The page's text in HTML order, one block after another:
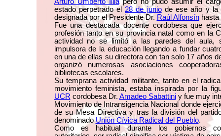
estado perpetrado el 28 de juniode ese año y la
designada por el Presidente Dr. Raúl Alfonsínhasta
Fue una destacada docente cordobesa que
profesión tanto en su provincia natal como en la
actividad no se limitó a las paredes del aula,
impulsora de la educación llegando a fundar
en una de ellas su directora con tan solo 17 años
organizó numerosas asociaciones
bibliotecas escolares.
Su temprana actividad militante, tanto en el
movimiento feminista, estaba inspirada por la
UCR cordobesa Dr. Amadeo Sabattiniy fue muy
Movimiento de Intransigencia Nacional donde
de su Mesa Directiva y tras la división del
denominadoUnión Cívica Radical del Pueblo.
Como es habitual durante los gobiernos